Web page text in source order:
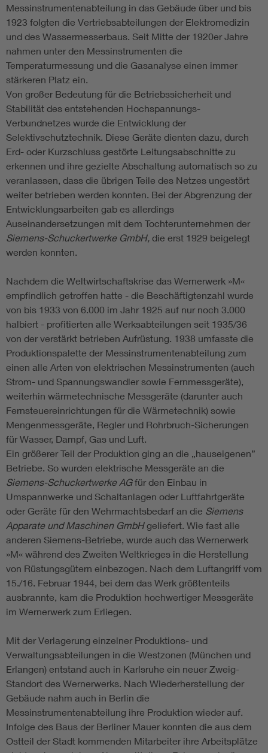
Messinstrumentenabteilung in das Gebäude über und bis
1923 folgten die Vertriebsabteilungen der Elektromedizin
und des Wassermesserbaus. Seit Mitte der 1920er Jahre
nahmen unter den Messinstrumenten die
Temperaturmessung und die Gasanalyse einen immer
stärkeren Platz ein.
Von großer Bedeutung für die Betriebssicherheit und
Stabilität des entstehenden Hochspannungs-
Verbundnetzes wurde die Entwicklung der
Selektivschutztechnik. Diese Geräte dienten dazu, durch
Erd- oder Kurzschluss gestörte Leitungsabschnitte zu
erkennen und ihre gezielte Abschaltung automatisch so zu
veranlassen, dass die übrigen Teile des Netzes ungestört
weiter betrieben werden konnten. Bei der Abgrenzung der
Entwicklungsarbeiten gab es allerdings
Auseinandersetzungen mit dem Tochterunternehmen der
Siemens-Schuckertwerke GmbH, die erst 1929 beigelegt
werden konnten.
Nachdem die Weltwirtschaftskrise das Wernerwerk »M«
empfindlich getroffen hatte - die Beschäftigtenzahl wurde
von bis 1933 von 6.000 im Jahr 1925 auf nur noch 3.000
halbiert - profitierten alle Werksabteilungen seit 1935/36
von der verstärkt betrieben Aufrüstung. 1938 umfasste die
Produktionspalette der Messinstrumentenabteilung zum
einen alle Arten von elektrischen Messinstrumenten (auch
Strom- und Spannungswandler sowie Fernmessgeräte),
weiterhin wärmetechnische Messgeräte (darunter auch
Fernsteuereinrichtungen für die Wärmetechnik) sowie
Mengenmessgeräte, Regler und Rohrbruch-Sicherungen
für Wasser, Dampf, Gas und Luft.
Ein größerer Teil der Produktion ging an die „hauseigenen”
Betriebe. So wurden elektrische Messgeräte an die
Siemens-Schuckertwerke AGfür den Einbau in
Umspannwerke und Schaltanlagen oder Luftfahrtgeräte
oder Geräte für den Wehrmachtsbedarf an die Siemens
Apparate und Maschinen GmbHgeliefert. Wie fast alle
anderen Siemens-Betriebe, wurde auch das Wernerwerk
»M« während des Zweiten Weltkrieges in die Herstellung
von Rüstungsgütern einbezogen. Nach dem Luftangriff vom
15./16. Februar 1944, bei dem das Werk größtenteils
ausbrannte, kam die Produktion hochwertiger Messgeräte
im Wernerwerk zum Erliegen.
Mit der Verlagerung einzelner Produktions- und
Verwaltungsabteilungen in die Westzonen (München und
Erlangen) entstand auch in Karlsruhe ein neuer Zweig-
Standort des Wernerwerks. Nach Wiederherstellung der
Gebäude nahm auch in Berlin die
Messinstrumentenabteilung ihre Produktion wieder auf.
Infolge des Baus der Berliner Mauer konnten die aus dem
Ostteil der Stadt kommenden Mitarbeiter ihre Arbeitsplätze